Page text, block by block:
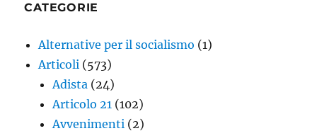
CATEGORIE
Alternative per il socialismo (1)
Articoli (573)
Adista (24)
Articolo 21 (102)
Avvenimenti (2)